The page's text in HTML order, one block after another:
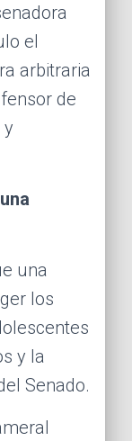
el
arbitraria
de
y
una
los
y la
Senado.